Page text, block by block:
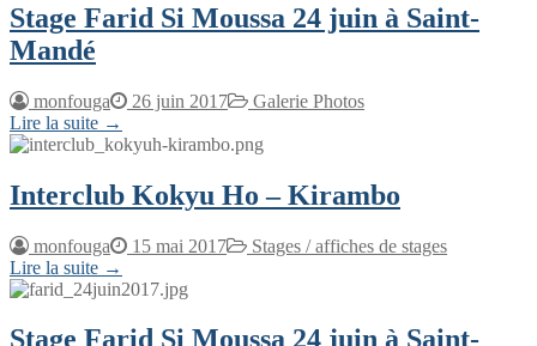
Stage Farid Si Moussa 24 juin à Saint-
Mandé
monfouga 26 juin 2017
Galerie Photos
Lire la suite →
Interclub Kokyu Ho – Kirambo
monfouga 15 mai 2017
Stages / affiches de stages
Lire la suite →
Stage Farid Si Moussa 24 juin à Saint-